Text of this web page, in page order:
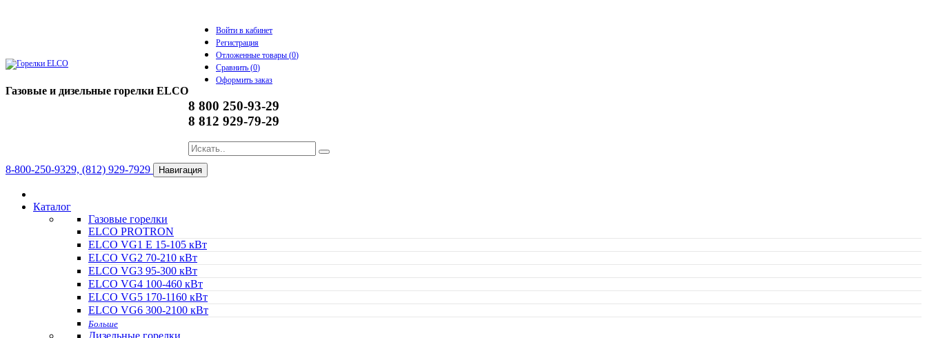
Газовые и дизельные горелки ELCO
Войти в кабинет
Регистрация
Отложенные товары (0)
Сравнить (0)
Оформить заказ
8 800 250-93-29
8 812 929-79-29
8-800-250-9329, (812) 929-7929 Навигация
Каталог
Газовые горелки
ELCO PROTRON
ELCO VG1 E 15-105 кВт
ELCO VG2 70-210 кВт
ELCO VG3 95-300 кВт
ELCO VG4 100-460 кВт
ELCO VG5 170-1160 кВт
ELCO VG6 300-2100 кВт
Больше